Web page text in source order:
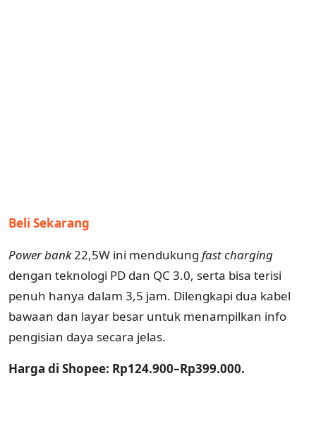
Beli Sekarang
Power bank22,5W ini mendukung fastcharging
dengan teknologi PD dan QC 3.0, serta bisa terisi
penuh hanya dalam 3,5 jam. Dilengkapi dua kabel
bawaan dan layar besar untuk menampilkan info
pengisian daya secara jelas.
Harga di Shopee: Rp124.900–Rp399.000.